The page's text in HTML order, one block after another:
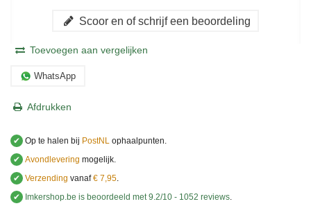
Scoor en of schrijf een beoordeling
Toevoegen aan vergelijken
WhatsApp
Afdrukken
✔ Op te halen bij PostNL ophaalpunten.
✔ Avondlevering mogelijk.
✔ Verzending vanaf€ 7,95.
✔
Imkershop.be is beoordeeld met9.2/10 - 1052 reviews.